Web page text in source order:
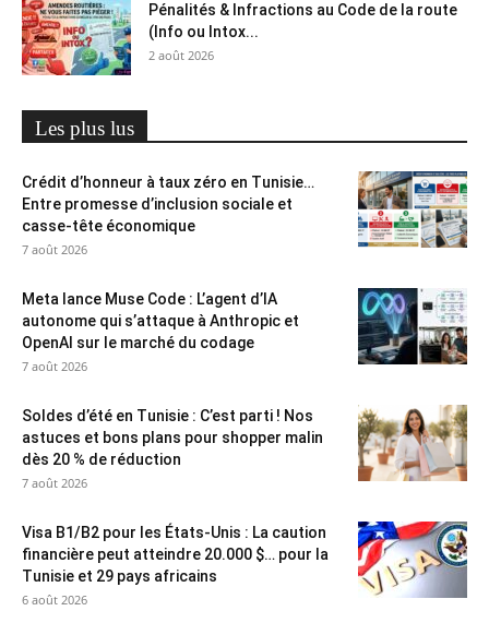
Pénalités & Infractions au Code de la route
(Info ou Intox...
2 août 2026
Les plus lus
Crédit d’honneur à taux zéro en Tunisie…
Entre promesse d’inclusion sociale et
casse-tête économique
7 août 2026
Meta lance Muse Code : L’agent d’IA
autonome qui s’attaque à Anthropic et
OpenAI sur le marché du codage
7 août 2026
Soldes d’été en Tunisie : C’est parti ! Nos
astuces et bons plans pour shopper malin
dès 20 % de réduction
7 août 2026
Visa B1/B2 pour les États-Unis : La caution
financière peut atteindre 20.000 $… pour la
Tunisie et 29 pays africains
6 août 2026